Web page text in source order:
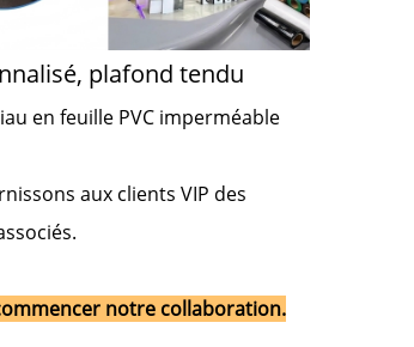
plafond tendu
en feuille PVC imperméable
aux clients VIP des
notre collaboration.